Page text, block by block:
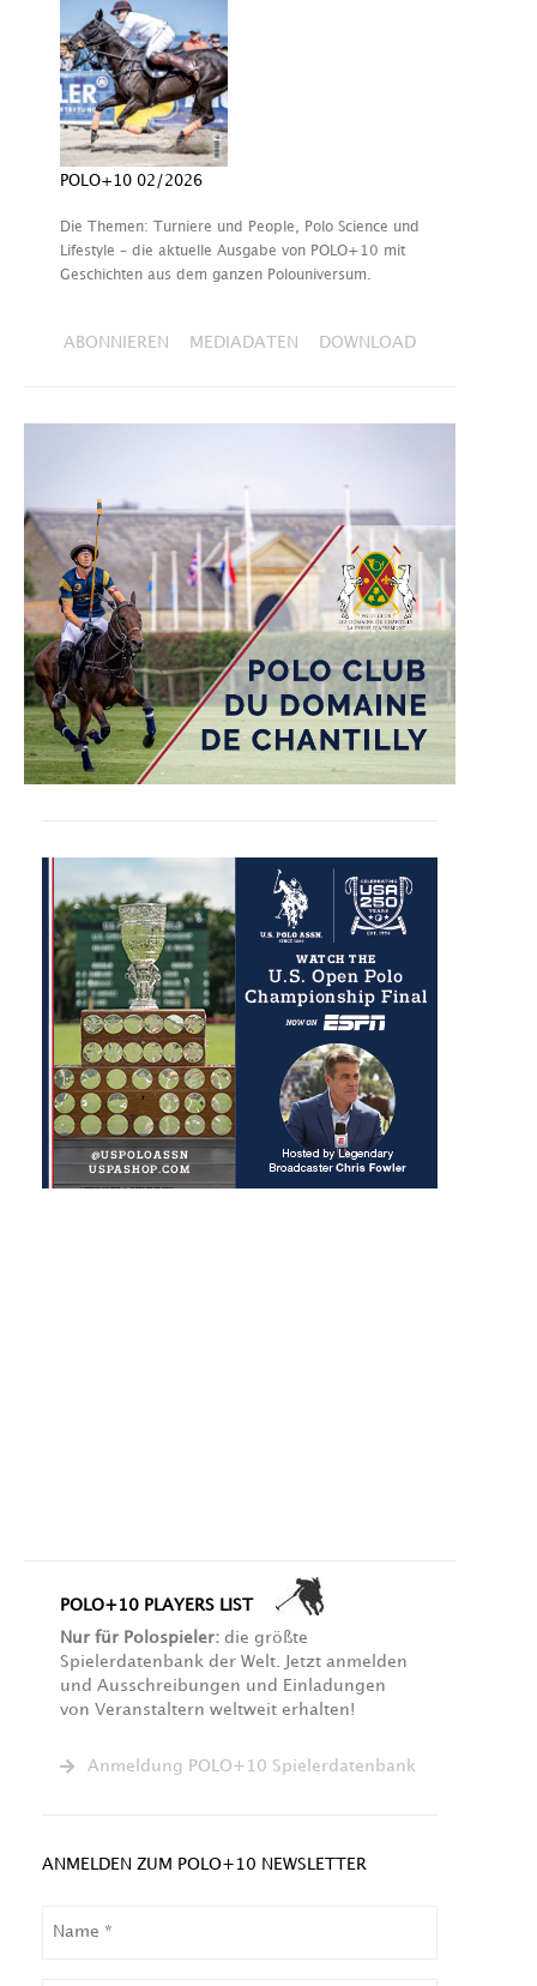
POLO+10 02/2026
Die Themen: Turniere und People, Polo Science und
Lifestyle – die aktuelle Ausgabe von POLO+10 mit
Geschichten aus dem ganzen Polouniversum.
ABONNIEREN MEDIADATEN DOWNLOAD
POLO+10 PLAYERS LIST
Nur für Polospieler: die größte
Spielerdatenbank der Welt. Jetzt anmelden
und Ausschreibungen und Einladungen
von Veranstaltern weltweit erhalten!
Anmeldung POLO+10 Spielerdatenbank
ANMELDEN ZUM POLO+10 NEWSLETTER